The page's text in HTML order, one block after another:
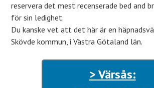
reservera det mest recenserade bed and
för sin ledighet.
Du kanske vet att det här är en
Skövde kommun, i Västra Götaland län.
> Värsås: